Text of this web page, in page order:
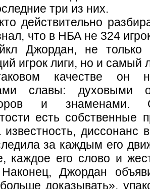
три из них.
действительно
что в НБА не 324
Джордан, не
игрок лиги, но и самый
качестве он
славы: духовыми
и
есть собственные
известность, диссонанс
за каждым его
каждое его слово и
Джордан
доказывать»,